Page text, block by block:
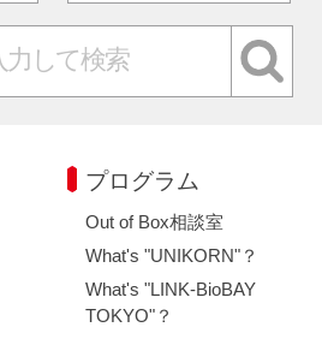
プログラム
Out of Box相談室
What's "UNIKORN"？
What's "LINK-BioBAY
TOKYO"？